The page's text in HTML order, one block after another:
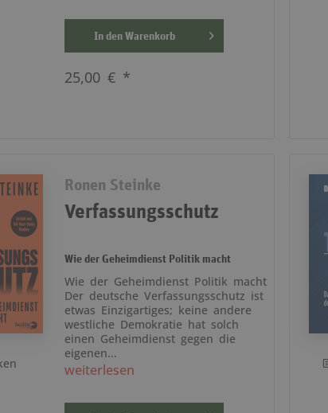
In denWarenkorb
25,00 € *
Ronen Steinke
Verfassungsschutz
Wie der Geheimdienst Politik macht
Wie der Geheimdienst Politik macht
Der deutsche Verfassungsschutz ist
etwas Einzigartiges; keine andere
westliche Demokratie hat solch
einen Geheimdienst gegen die
eigenen...
weiterlesen